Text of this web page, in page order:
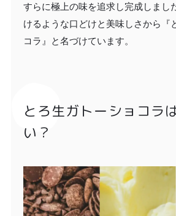
すらに極上の味を追求し完成しまし
けるような口どけと美味しさから『
コラ』と名づけています。
とろ生ガトーショコラ
い？